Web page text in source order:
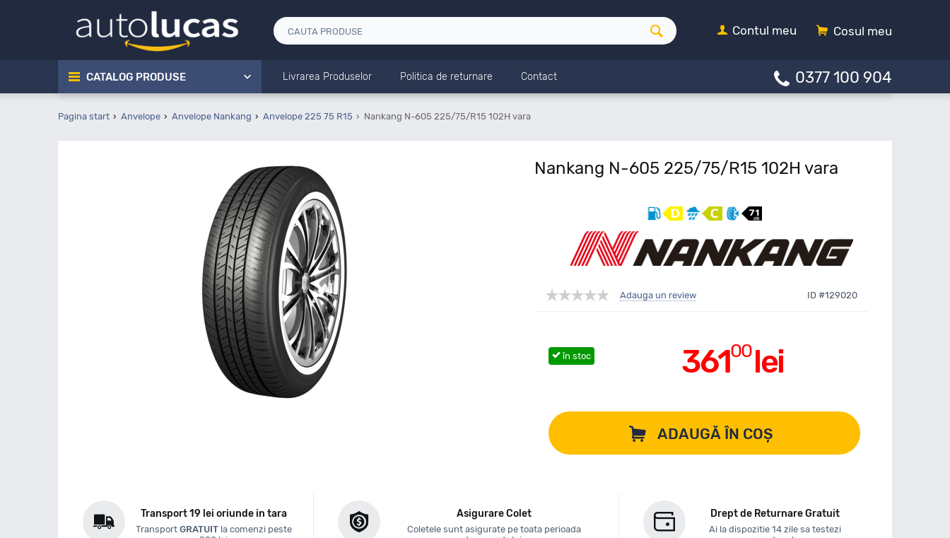
Cosul meu
Contul meu
CATALOG PRODUSE Livrarea Produselor Politica de returnare Contact 0377 100 904
Pagina start Anvelope Anvelope Nankang Anvelope 225 75 R15 Nankang N-605 225/75/R15 102H vara
Nankang N-605 225/75/R15 102H vara
Adauga un review ID #129020
36100lei
în stoc
ADAUGĂ ÎN COȘ
Transport 19 lei oriunde in tara
Transport GRATUITla comenzi peste
Asigurare Colet
Coletele sunt asigurate pe toata perioada
Drept de Returnare Gratuit
Ai la dispozitie 14 zile sa testezi